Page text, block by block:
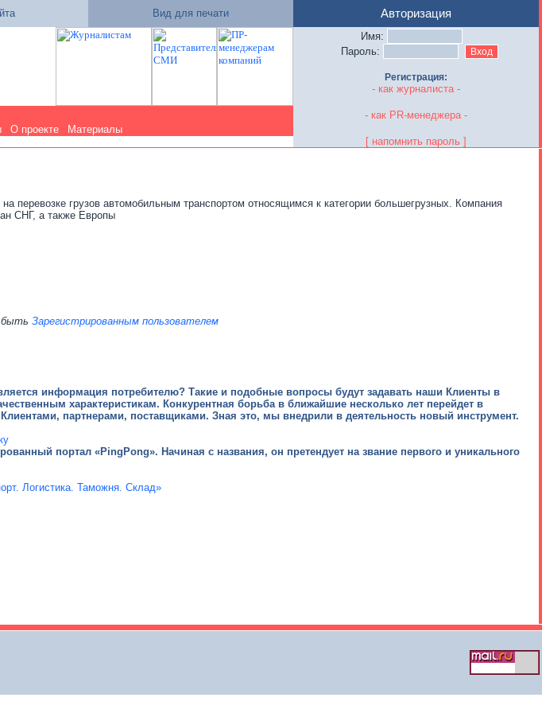
Вид для печати
О проекте Материалы
Авторизация
Имя:
Пароль:
Регистрация:
- как журналиста -
- как PR-менеджера -
[ напомнить пароль ]
перевозке грузов автомобильным транспортом относящимся к категории большегрузных. Компания
СНГ, а также Европы
быть Зарегистрированным пользователем
информация потребителю? Такие и подобные вопросы будут задавать наши Клиенты в
характеристикам. Конкурентная борьба в ближайшие несколько лет перейдет в
партнерами, поставщиками. Зная это, мы внедрили в деятельность новый инструмент.
портал «PingPong». Начиная с названия, он претендует на звание первого и уникального
Логистика. Таможня. Склад»